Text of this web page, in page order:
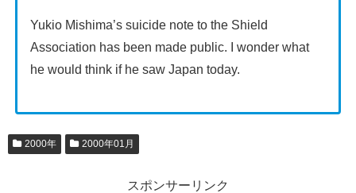
Yukio Mishima’s suicide note to the Shield
Association has been made public. I wonder what
he would think if he saw Japan today.
2000年 2000年01月
スポンサーリンク